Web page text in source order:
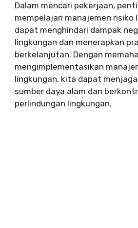
Dalam mencari pekerjaan,
mempelajari manajemen risiko
dapat menghindari dampak
lingkungan dan menerapkan
berkelanjutan. Dengan
mengimplementasikan
lingkungan, kita dapat
sumber daya alam dan
perlindungan lingkungan.